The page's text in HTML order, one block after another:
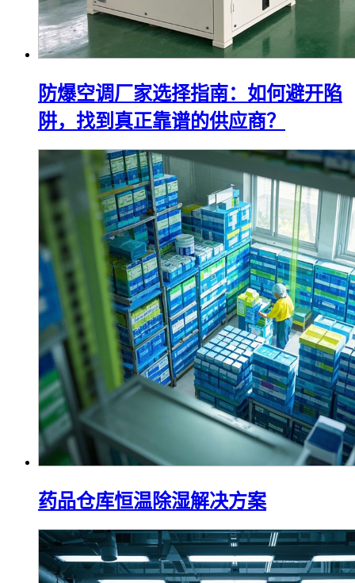
防爆空调厂家选择指南：如何避开陷
阱，找到真正靠谱的供应商？
药品仓库恒温除湿解决方案